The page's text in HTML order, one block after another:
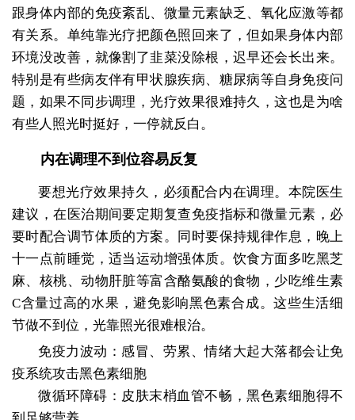
跟身体内部的免疫紊乱、微量元素缺乏、氧化应激等都
有关系。单纯靠光疗把颜色照回来了，但如果身体内部
环境没改善，就像割了韭菜没除根，迟早还会长出来。
特别是有些病友伴有甲状腺疾病、糖尿病等自身免疫问
题，如果不同步调理，光疗效果很难持久，这也是为啥
有些人照光时挺好，一停就反白。
内在调理不到位容易反复
要想光疗效果持久，必须配合内在调理。本院医生
建议，在医治期间要定期复查免疫指标和微量元素，必
要时配合调节体质的方案。同时要保持规律作息，晚上
十一点前睡觉，适当运动增强体质。饮食方面多吃黑芝
麻、核桃、动物肝脏等富含酪氨酸的食物，少吃维生素
C含量过高的水果，避免影响黑色素合成。这些生活细
节做不到位，光靠照光很难根治。
免疫力波动：感冒、劳累、情绪大起大落都会让免
疫系统攻击黑色素细胞
微循环障碍：皮肤末梢血管不畅，黑色素细胞得不